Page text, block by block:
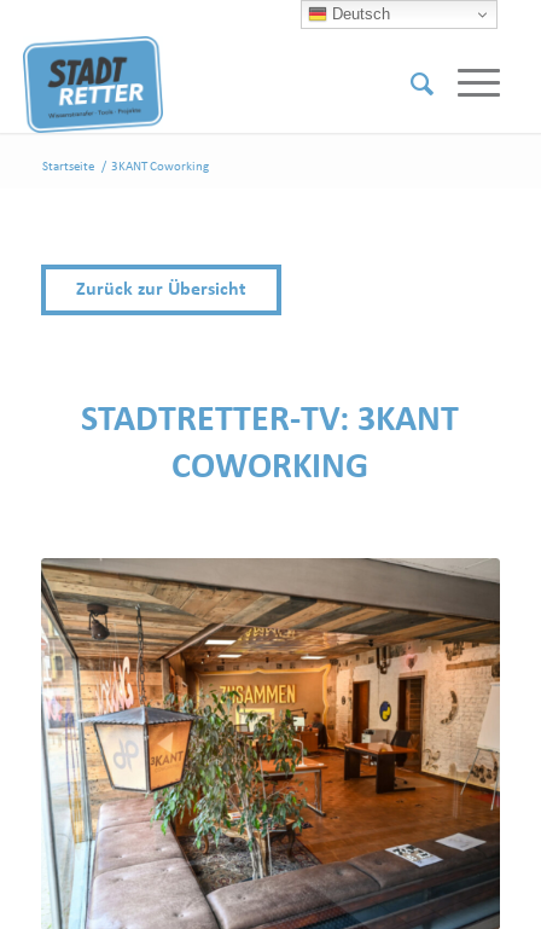
Startseite / 3KANT Coworking
Zurück zur Übersicht
STADTRETTER-TV: 3KANT
COWORKING
Deutsch